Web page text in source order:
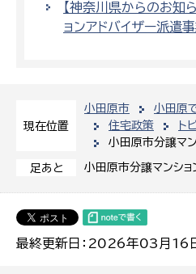
現在位置
小田原市 小田原
住宅政策
ト
小田原市分譲マ
足あと 小田原市分譲マンショ
最終更新日：2026年03月16
【神奈川県からのお知
ョンアドバイザー派遣